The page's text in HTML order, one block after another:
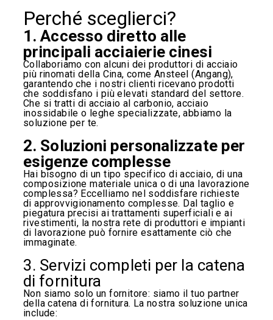
Perché sceglierci?
1. Accesso diretto alle
principali acciaierie cinesi
Collaboriamo con alcuni dei produttori di acciaio
più rinomati della Cina, come Ansteel (Angang),
garantendo che i nostri clienti ricevano prodotti
che soddisfano i più elevati standard del settore.
Che si tratti di acciaio al carbonio, acciaio
inossidabile o leghe specializzate, abbiamo la
soluzione per te.
2. Soluzioni personalizzate per
esigenze complesse
Hai bisogno di un tipo specifico di acciaio, di una
composizione materiale unica o di una lavorazione
complessa? Eccelliamo nel soddisfare richieste
di approvvigionamento complesse. Dal taglio e
piegatura precisi ai trattamenti superficiali e ai
rivestimenti, la nostra rete di produttori e impianti
di lavorazione può fornire esattamente ciò che
immaginate.
3. Servizi completi per la catena
di fornitura
Non siamo solo un fornitore: siamo il tuo partner
della catena di fornitura. La nostra soluzione unica
include: